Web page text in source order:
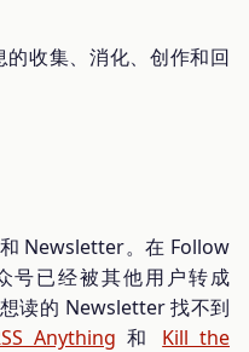
收集、消化、创作和回
Newsletter。在 Follow
号已经被其他用户转成
读的 Newsletter 找不到
Anything 和 Kill the